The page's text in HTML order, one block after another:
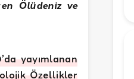
Ölüdeniz ve
yayımlanan
Özellikler